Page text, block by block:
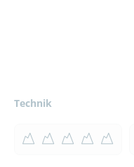
Technik